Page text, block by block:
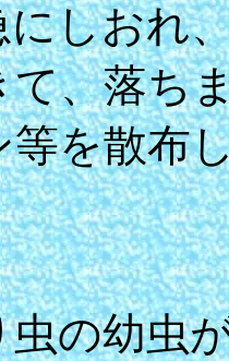
おれ、
、落ち
散布し
幼虫が